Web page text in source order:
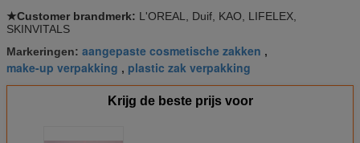
★Customer brandmerk: L'OREAL, Duif, KAO, LIFELEX,
SKINVITALS
Markeringen: aangepaste cosmetische zakken ,
make-up verpakking , plastic zak verpakking
Krijg de beste prijs voor